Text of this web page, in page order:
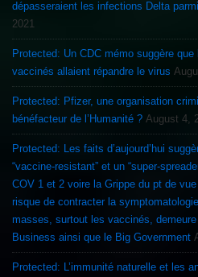
dépasseraient les infections Delta
2021
Protected: Un CDC mémo suggère
vaccinés allaient répandre le virus
Protected: Pfizer, une organisation
bénéfacteur de l’Humanité ? August 4,
Protected: Les faits d’aujourd’hui
“vaccine-resistant” et un “super-
COV 1 et 2 voire la Grippe du pt de
risque de contracter la
masses, surtout les vaccinés,
Business ainsi que le Big Government
Protected: L’immunité naturelle et les